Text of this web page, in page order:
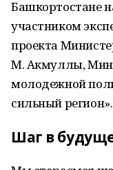
Башкортостане
участником
проекта
М. Акмуллы,
молодежной
сильный регион».
Шаг в